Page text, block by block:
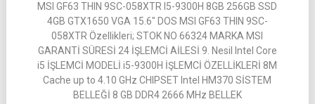
MSI GF63 THIN 9SC-058XTR I5-9300H 8GB 256GB SSD
4GB GTX1650 VGA 15.6″ DOS MSI GF63 THIN 9SC-
058XTR Özellikleri; STOK NO 66324 MARKA MSI
GARANTİ SÜRESİ 24 İŞLEMCİ AİLESİ 9. Nesil Intel Core
i5 İŞLEMCİ MODELİ i5-9300H İŞLEMCİ ÖZELLİKLERİ 8M
Cache up to 4.10 GHz CHIPSET Intel HM370 SİSTEM
BELLEĞİ 8 GB DDR4 2666 MHz BELLEK